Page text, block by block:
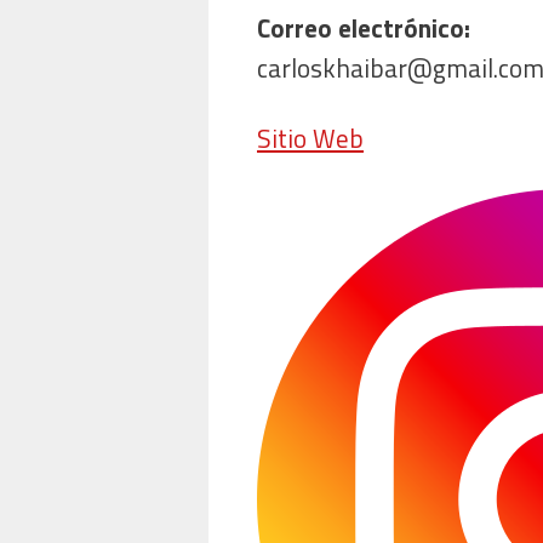
Correo electrónico:
carloskhaibar@gmail.com
Sitio Web